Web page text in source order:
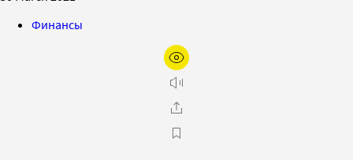
Финансы